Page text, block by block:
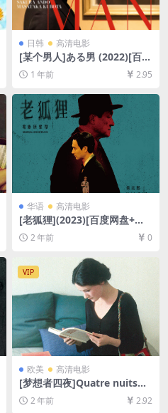
日韩 高清电影
[某个男人]ある男 (2022)[百度
网盘+夸克网盘1080P超清未
删减资源][网盘在线播放/下
载][MP4/8.4GB][中文字幕]
1 年前 2.95
华语 高清电影
[老狐狸](2023)[百度网盘+夸
克网盘1080P超清未删减资源]
[网盘在线播放/下载][MP4/6.
6GB][中文字幕]
2 年前 0
VIP
欧美 高清电影
[梦想者四夜]Quatre nuits
d’un rêveur (1971)[百度网盘
+夸克网盘1080P超清未删减
2 年前 2.92